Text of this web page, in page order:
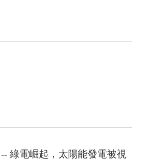
綠電崛起，太陽能發電被視